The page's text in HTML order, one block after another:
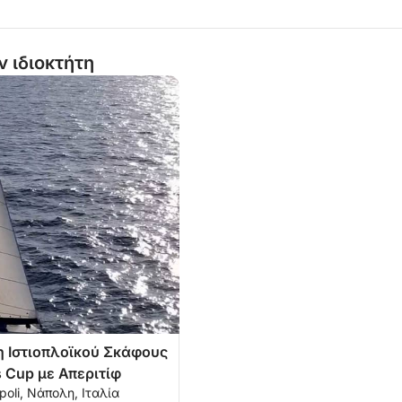
Ιστιοπλοϊκού Σκάφους
με Απεριτίφ
Νάπολη, Ιταλία